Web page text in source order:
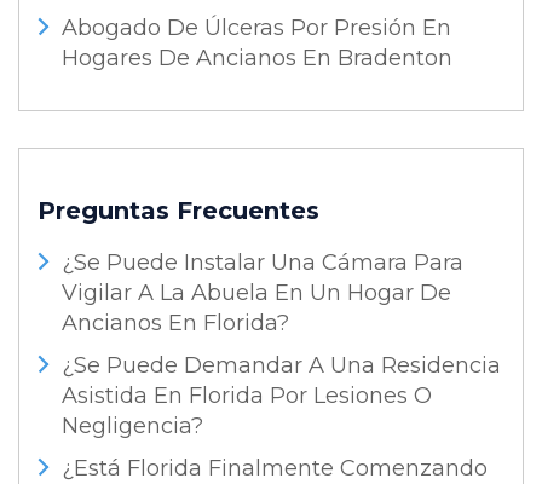
Abogado De Úlceras Por Presión En
Hogares De Ancianos En Bradenton
Preguntas Frecuentes
¿Se Puede Instalar Una Cámara Para
Vigilar A La Abuela En Un Hogar De
Ancianos En Florida?
¿Se Puede Demandar A Una Residencia
Asistida En Florida Por Lesiones O
Negligencia?
¿Está Florida Finalmente Comenzando